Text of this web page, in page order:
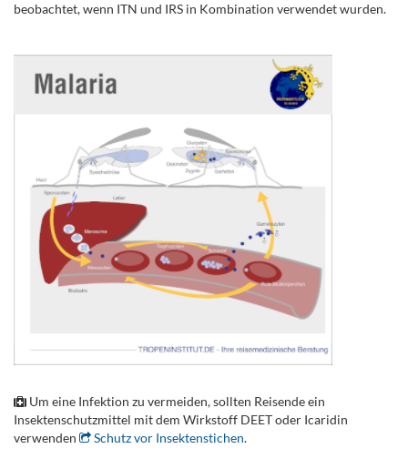
beobachtet, wenn ITN und IRS in Kombination verwendet wurden.
Um eine Infektion zu vermeiden, sollten Reisende ein
Insektenschutzmittel mit dem Wirkstoff DEET oder Icaridin
verwenden
Schutz vor Insektenstichen.